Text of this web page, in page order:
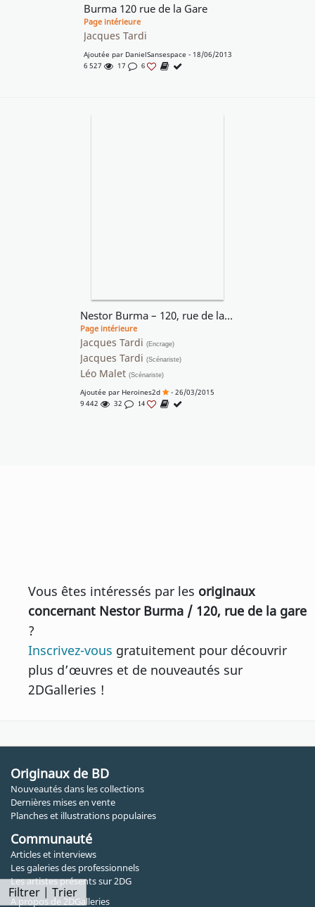
Filtrer | Trier
Burma 120 rue de la Gare
Page intérieure
Jacques Tardi
Ajoutée par DanielSansespace - 18/06/2013
6 527
17 6
Nestor Burma – 120, rue de la Gare
Page intérieure
Jacques Tardi (Encrage)
Jacques Tardi (Scénariste)
Léo Malet (Scénariste)
Ajoutée par Heroines2d
- 26/03/2015
9 442
32 14
Vous êtes intéressés par les originaux
concernant Nestor Burma / 120, rue de la gare
?
Inscrivez-vous gratuitement pour découvrir
plus d’œuvres et de nouveautés sur
2DGalleries !
Originaux de BD
Nouveautés dans les collections
Dernières mises en vente
Planches et illustrations populaires
Communauté
Articles et interviews
Les galeries des professionnels
Les artistes présents sur 2DG
A propos de 2DGalleries